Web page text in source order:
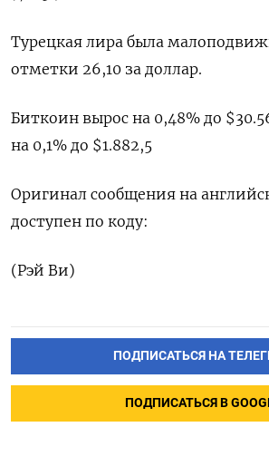
Турецкая лира была
отметки 26,10 за доллар.
Биткоин вырос на 0,48% до
на 0,1% до $1.882,5
Оригинал сообщения на
доступен по коду:
(Рэй Ви)
ПОДПИСАТЬСЯ НА
ПОДПИСАТЬСЯ В